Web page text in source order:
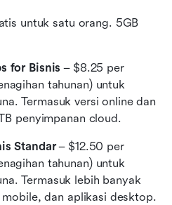
untuk satu orang. 5GB
for Bisnis – $8.25 per
tahunan) untuk
Termasuk versi online dan
penyimpanan cloud.
Standar – $12.50 per
tahunan) untuk
Termasuk lebih banyak
dan aplikasi desktop.